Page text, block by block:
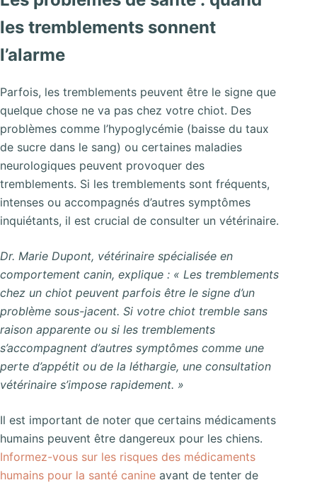
les tremblements sonnent
l’alarme
Parfois, les tremblements peuvent être le signe que
quelque chose ne va pas chez votre chiot. Des
problèmes comme l’hypoglycémie (baisse du taux
de sucre dans le sang) ou certaines maladies
neurologiques peuvent provoquer des
tremblements. Si les tremblements sont fréquents,
intenses ou accompagnés d’autres symptômes
inquiétants, il est crucial de consulter un vétérinaire.
Dr. Marie Dupont, vétérinaire spécialisée en
comportement canin, explique : « Les tremblements
chez un chiot peuvent parfois être le signe d’un
problème sous-jacent. Si votre chiot tremble sans
raison apparente ou si les tremblements
s’accompagnent d’autres symptômes comme une
perte d’appétit ou de la léthargie, une consultation
vétérinaire s’impose rapidement. »
Il est important de noter que certains médicaments
humains peuvent être dangereux pour les chiens.
Informez-vous sur les risques des médicaments
humains pour la santé canine avant de tenter de